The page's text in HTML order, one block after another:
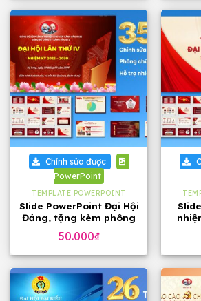
Chỉnh sửa được
PowerPoint
TEMPLATE POWERPOINT
Slide PowerPoint Đại Hội
Đảng, tặng kèm phông
50.000₫